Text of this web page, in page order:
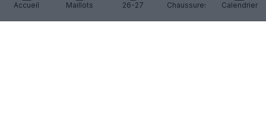
Accueil Maillots 26-27 Chaussures Calendrier